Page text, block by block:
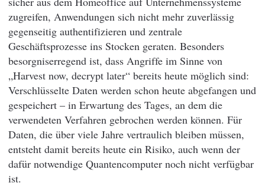
zugreifen, Anwendungen sich nicht mehr zuverlässig
gegenseitig authentifizieren und zentrale
Geschäftsprozesse ins Stocken geraten. Besonders
besorgniserregend ist, dass Angriffe im Sinne von
„Harvest now, decrypt later“ bereits heute möglich sind:
Verschlüsselte Daten werden schon heute abgefangen und
gespeichert – in Erwartung des Tages, an dem die
verwendeten Verfahren gebrochen werden können. Für
Daten, die über viele Jahre vertraulich bleiben müssen,
entsteht damit bereits heute ein Risiko, auch wenn der
dafür notwendige Quantencomputer noch nicht verfügbar
ist.